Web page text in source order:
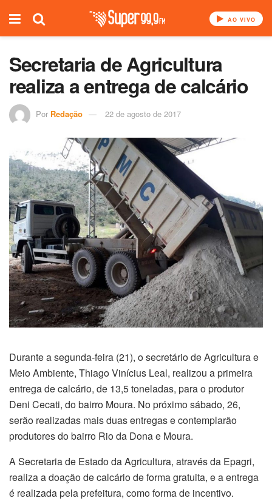
AO VIVO
Secretaria de Agricultura
realiza a entrega de calcário
Por Redação 22 de agosto de 2017
Durante a segunda-feira (21), o secretário de Agricultura e
Meio Ambiente, Thiago Vinícius Leal, realizou a primeira
entrega de calcário, de 13,5 toneladas, para o produtor
Deni Cecati, do bairro Moura. No próximo sábado, 26,
serão realizadas mais duas entregas e contemplarão
produtores do bairro Rio da Dona e Moura.
A Secretaria de Estado da Agricultura, através da Epagri,
realiza a doação de calcário de forma gratuita, e a entrega
é realizada pela prefeitura, como forma de incentivo.